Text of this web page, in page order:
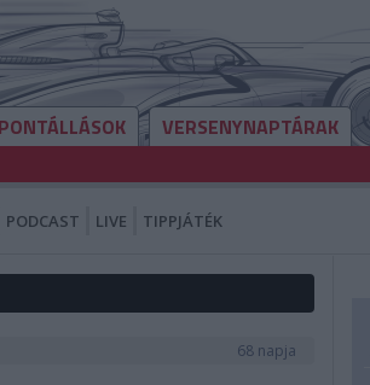
PONTÁLLÁSOK VERSENYNAPTÁRAK
PODCAST LIVE TIPPJÁTÉK
68 napja